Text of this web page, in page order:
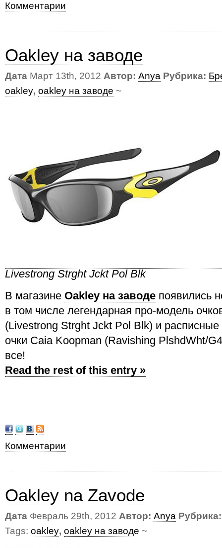
Комментарии
Oakley на заводе
Дата Март 13th, 2012 Автор: Anya Рубрика:
oakley, oakley на заводе ~
Livestrong Strght Jckt Pol Blk
В магазине Oakley на заводе появились
в том числе легендарная про-модель
(Livestrong Strght Jckt Pol Blk) и
очки Caia Koopman (Ravishing PlshdWht/
все!
Read the rest of this entry »
Комментарии
Oakley na Zavode
Дата Февраль 29th, 2012 Автор: Anya Рубрика:
Tags: oakley, oakley на заводе ~